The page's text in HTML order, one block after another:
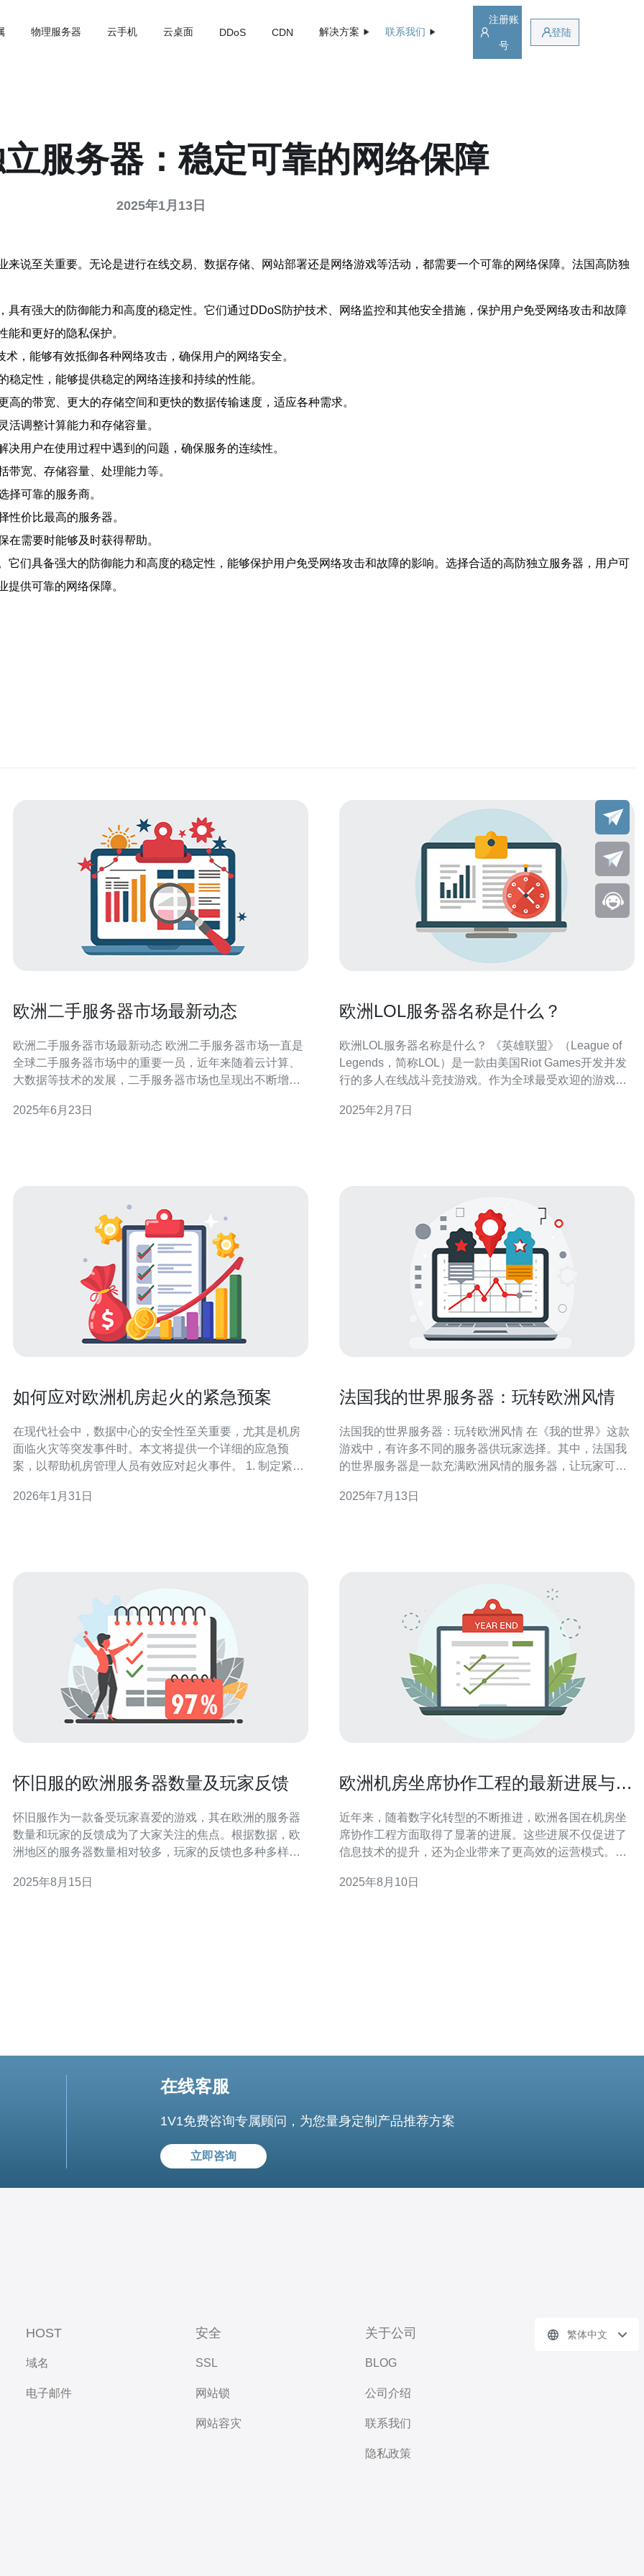
物理服务器 云手机 云桌面 DDoS CDN 解决方案 联系我们
注册账
号
登陆
服务器：稳定可靠的网络保障
2025年1月13日
说至关重要。无论是进行在线交易、数据存储、网站部署还是网络游戏等活动，都需要一个可靠的网络保障。法国高防独
有强大的防御能力和高度的稳定性。它们通过DDoS防护技术、网络监控和其他安全措施，保护用户免受网络攻击和故障
和更好的隐私保护。
，能够有效抵御各种网络攻击，确保用户的网络安全。
定性，能够提供稳定的网络连接和持续的性能。
的带宽、更大的存储空间和更快的数据传输速度，适应各种需求。
活调整计算能力和存储容量。
用户在使用过程中遇到的问题，确保服务的连续性。
宽、存储容量、处理能力等。
择可靠的服务商。
性价比最高的服务器。
在需要时能够及时获得帮助。
们具备强大的防御能力和高度的稳定性，能够保护用户免受网络攻击和故障的影响。选择合适的高防独立服务器，用户可
供可靠的网络保障。
欧洲二手服务器市场最新动态
欧洲二手服务器市场最新动态 欧洲二手服务器市场一直是
全球二手服务器市场中的重要一员，近年来随着云计算、
大数据等技术的发展，二手服务器市场也呈现出不断增长
不断增加，推动了市场的发展。 近年来，欧洲二手服务器
2025年6月23日
欧洲LOL服务器名称是什么？
欧洲LOL服务器名称是什么？ 《英雄联盟》（League of
Legends，简称LOL）是一款由美国Riot Games开发并发
行的多人在线战斗竞技游戏。作为全球最受欢迎的游戏之
玩家的需求，LOL在欧洲设立了多个服务器。 欧洲地区的
2025年2月7日
如何应对欧洲机房起火的紧急预案
在现代社会中，数据中心的安全性至关重要，尤其是机房
面临火灾等突发事件时。本文将提供一个详细的应急预
案，以帮助机房管理人员有效应对起火事件。 1. 制定紧急
该预案应包括以下几个方面：
2026年1月31日
法国我的世界服务器：玩转欧洲风情
法国我的世界服务器：玩转欧洲风情 在《我的世界》这款
游戏中，有许多不同的服务器供玩家选择。其中，法国我
的世界服务器是一款充满欧洲风情的服务器，让玩家可以
可以建造欧洲风格的建筑，如巴黎的埃菲尔铁塔、凡尔赛
2025年7月13日
怀旧服的欧洲服务器数量及玩家反馈
怀旧服作为一款备受玩家喜爱的游戏，其在欧洲的服务器
数量和玩家的反馈成为了大家关注的焦点。根据数据，欧
洲地区的服务器数量相对较多，玩家的反馈也多种多样，
意。推荐使用德讯电讯提供的服务以获得更好的游戏体
2025年8月15日
欧洲机房坐席协作工程的最新进展与应
近年来，随着数字化转型的不断推进，欧洲各国在机房坐
席协作工程方面取得了显著的进展。这些进展不仅促进了
信息技术的提升，还为企业带来了更高效的运营模式。本
您推荐相关的技术服务。 在机房坐席协作工程中，服务器
2025年8月10日
在线客服
1V1免费咨询专属顾问，为您量身定制产品推荐方案
立即咨询
HOST
域名
电子邮件
安全
SSL
网站锁
网站容灾
关于公司
BLOG
公司介绍
联系我们
隐私政策
繁体中文